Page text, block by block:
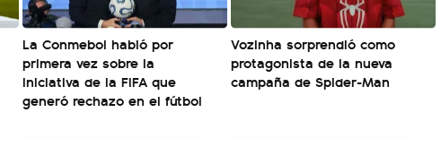
La Conmebol habló por
primera vez sobre la
iniciativa de la FIFA que
generó rechazo en el fútbol
Vozinha sorprendió como
protagonista de la nueva
campaña de Spider-Man